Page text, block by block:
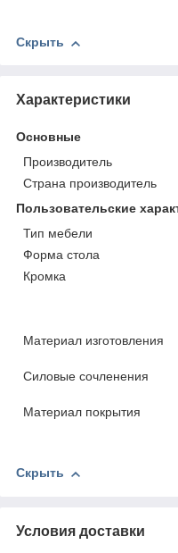
Скрыть
Характеристики
Основные
Производитель
Страна производитель
Пользовательские
Тип мебели
Форма стола
Кромка
Материал изготовления
Силовые сочленения
Материал покрытия
Скрыть
Условия доставки